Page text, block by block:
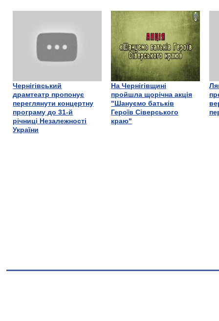
Чернігівський
драмтеатр пропонує
переглянути концертну
програму до 31-й
річниці Незалежності
України
На Чернігівщині
пройшла щорічна акція
"Шануємо батьків
Героїв Сіверського
краю"